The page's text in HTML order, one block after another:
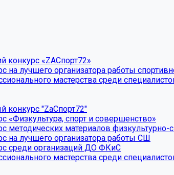
конкурс «ZAСпорт72»
на лучшего организатора работы
мастерства среди
конкурс "ZаСпорт72"
«Физкультура, спорт и совершенство»
методических материалов физкультурно-
на лучшего организатора работы СШ
среди организаций ДО ФКиС
мастерства среди